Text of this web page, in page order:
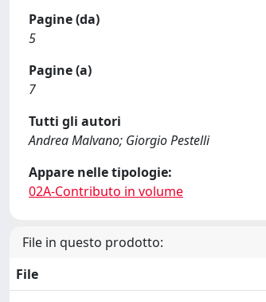
Pagine (da)
5
Pagine (a)
7
Tutti gli autori
Andrea Malvano; Giorgio Pestelli
Appare nelle tipologie:
02A-Contributo in volume
File in questo prodotto:
File